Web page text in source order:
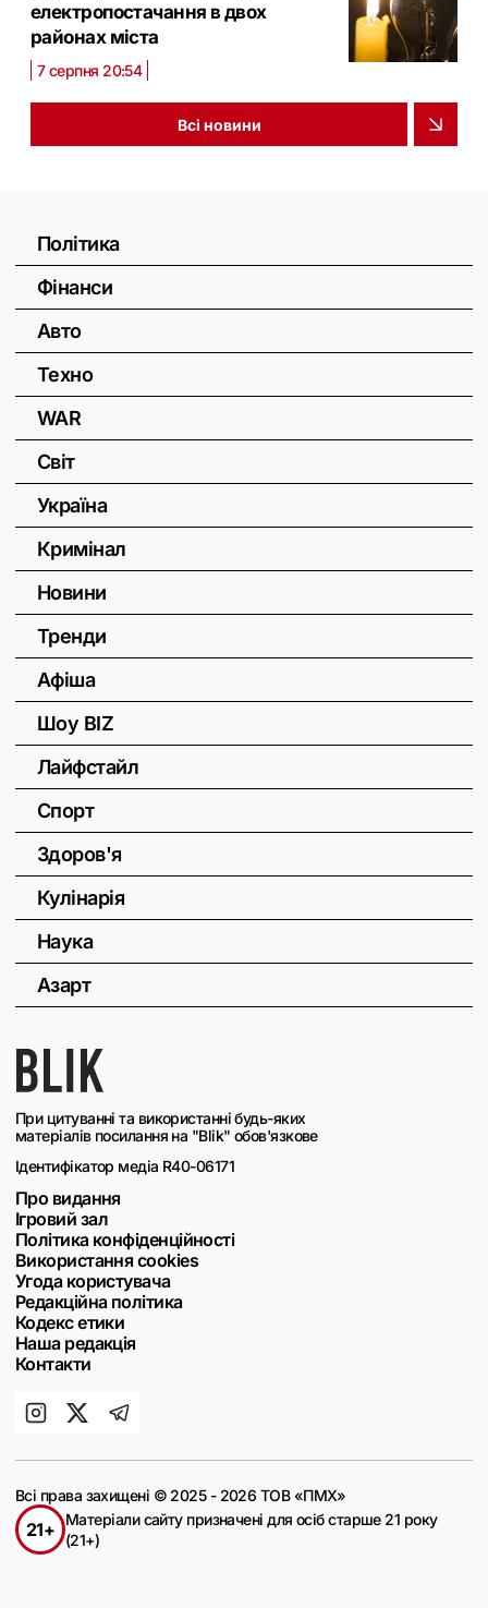
електропостачання в двох
районах міста
7 серпня 20:54
Всі новини
При цитуванні та використанні будь-яких
матеріалів посилання на "Blik" обов'язкове
Ідентифікатор медіа R40-06171
Про видання
Ігровий зал
Політика конфіденційності
Використання cookies
Угода користувача
Редакційна політика
Кодекс етики
Наша редакція
Контакти
Політика
Фінанси
Авто
Техно
WAR
Світ
Україна
Кримінал
Новини
Тренди
Афіша
Шоу BIZ
Лайфстайл
Спорт
Здоров'я
Кулінарія
Наука
Азарт
Всі права захищені © 2025 - 2026 ТОВ «ПМХ»
21+
Матеріали сайту призначені для осіб старше 21 року
(21+)